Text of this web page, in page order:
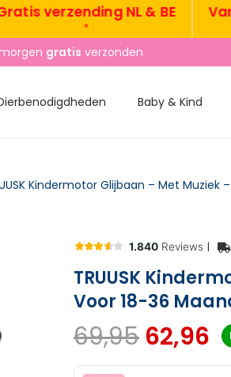
verzending NL & BE
1400+reviews
Baby & Kind
|
TRUUSK
Voor 18-36
69,95 62,96